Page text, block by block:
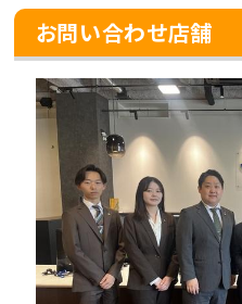
お問い合わせ店舗